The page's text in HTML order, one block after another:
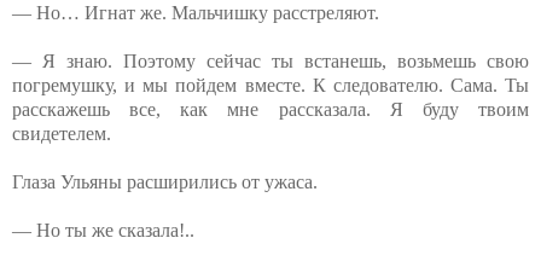
— Но… Игнат же. Мальчишку расстреляют.
— Я знаю. Поэтому сейчас ты встанешь, возьмешь свою
погремушку, и мы пойдем вместе. К следователю. Сама. Ты
расскажешь все, как мне рассказала. Я буду твоим
свидетелем.
Глаза Ульяны расширились от ужаса.
— Но ты же сказала!..